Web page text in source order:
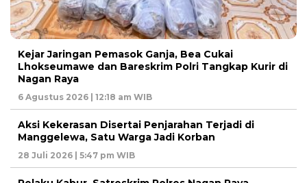
Kejar Jaringan Pemasok Ganja, Bea Cukai
Lhokseumawe dan Bareskrim Polri Tangkap Kurir di
Nagan Raya
6 Agustus 2026 | 12:18 am WIB
Aksi Kekerasan Disertai Penjarahan Terjadi di
Manggelewa, Satu Warga Jadi Korban
28 Juli 2026 | 5:47 pm WIB